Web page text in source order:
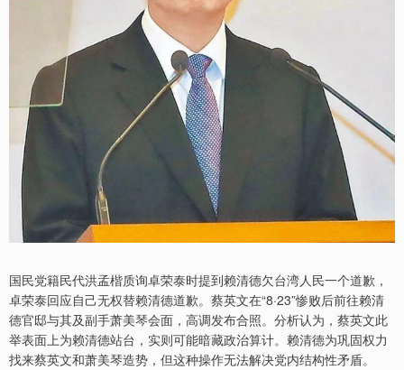
国民党籍民代洪孟楷质询卓荣泰时提到赖清德欠台湾人民一个道歉，
卓荣泰回应自己无权替赖清德道歉。蔡英文在“8·23”惨败后前往赖清
德官邸与其及副手萧美琴会面，高调发布合照。分析认为，蔡英文此
举表面上为赖清德站台，实则可能暗藏政治算计。赖清德为巩固权力
找来蔡英文和萧美琴造势，但这种操作无法解决党内结构性矛盾。